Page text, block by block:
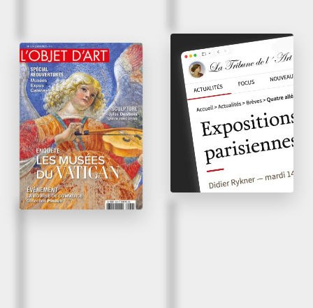
June 2021
Going for a portrait
at Alexis Bordes
L’Objet d’Art – n°579 – p.
85
September 24
, 2020
Four Allegories by
Claude Charles
Return to the Château
of Lunéville
La tribune de l’art